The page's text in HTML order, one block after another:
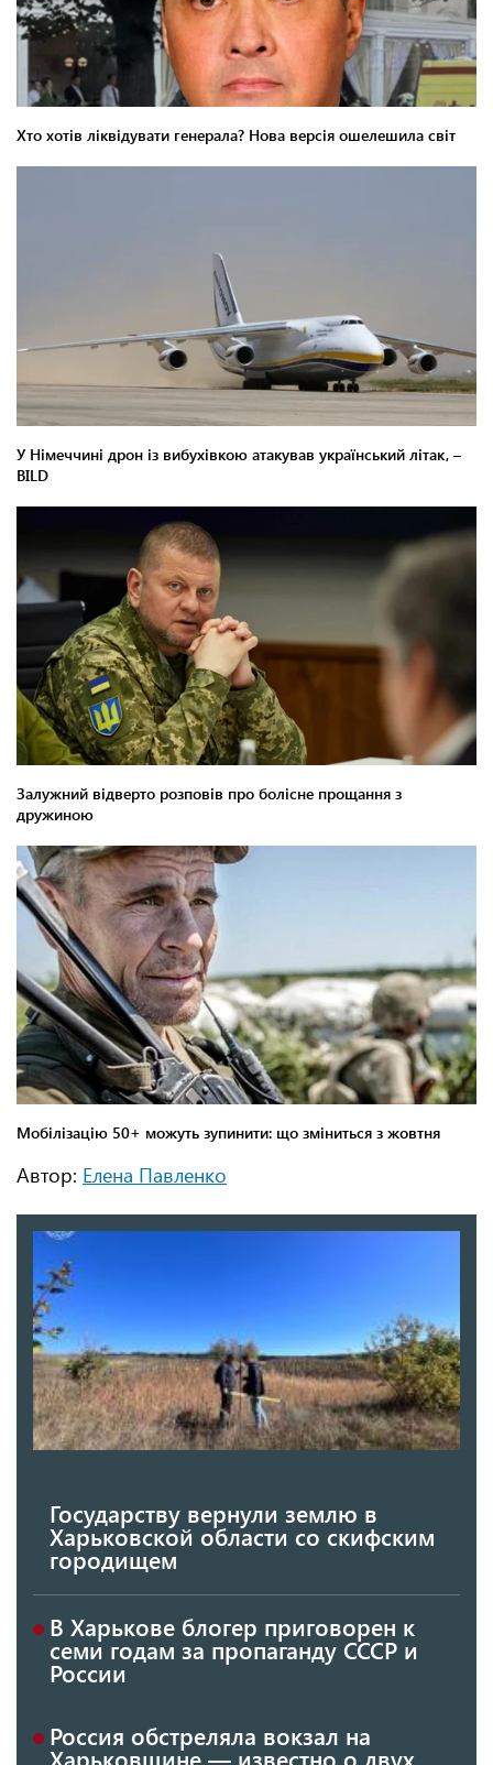
Автор: Елена Павленко
Государству вернули землю в
Харьковской области со скифским
городищем
В Харькове блогер приговорен к
семи годам за пропаганду СССР и
России
Россия обстреляла вокзал на
Харьковщине — известно о двух